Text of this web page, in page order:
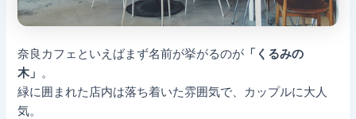
奈良カフェといえばまず名前が挙がるのが 「くるみの
木」 。
緑に囲まれた店内は落ち着いた雰囲気で、カップルに大人
気。